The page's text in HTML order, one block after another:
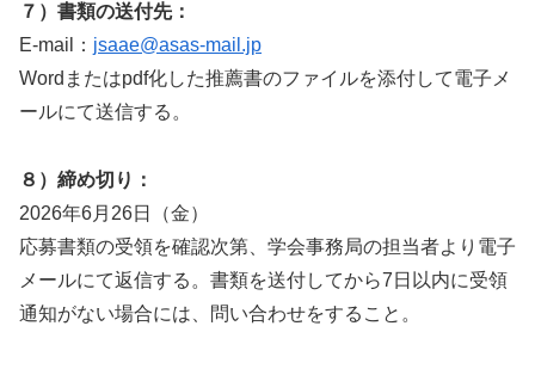
７）書類の送付先：
E-mail： jsaae@asas-mail.jp
Wordまたはpdf化した推薦書のファイルを添付して電子メ
ールにて送信する。
８）締め切り：
2026年6月26日（金）
応募書類の受領を確認次第、学会事務局の担当者より電子
メールにて返信する。書類を送付してから7日以内に受領
通知がない場合には、問い合わせをすること。